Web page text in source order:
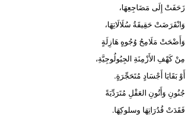
زَحَفَتْ إِلَى مَضَاجِعِهَا،
وَانْقَرَضَتْ حَقِيقَةُ سُلَالَاتِهَا،
وَأَضْحَتْ مَلَامِحُ وُجُوهٍ هَازِلَةٍ
مِنْ كَهْفِ الأَزْمِنَةِ الجِيُولُوجِيَّةِ،
أَوْ بَقَايَا أَجْسَادٍ مُتَحَجِّرَةٍ.
جُنُونِ وَأَتُونِ العَقْلِ مُتَرَدِّيَةً
فَقَدَتْ قُدُرَاتِهَا وسلوكِهَا.